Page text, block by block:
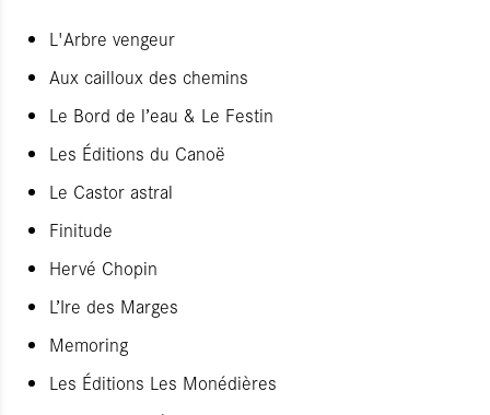
L'Arbre vengeur
Aux cailloux des chemins
Le Bord de l’eau & Le Festin
Les Éditions du Canoë
Le Castor astral
Finitude
Hervé Chopin
L’Ire des Marges
Memoring
Les Éditions Les Monédières